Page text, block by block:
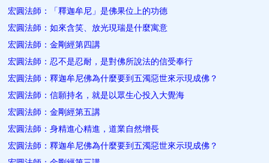
宏圓法師：「釋迦牟尼」是佛果位上的功德
宏圓法師：如來含笑、放光現瑞是什麼寓意
宏圓法師：金剛經第四講
宏圓法師：忍不是忍耐，是對佛所說法的信受奉行
宏圓法師：釋迦牟尼佛為什麼要到五濁惡世來示現成佛？
宏圓法師：信願持名，就是以眾生心投入大覺海
宏圓法師：金剛經第五講
宏圓法師：身精進心精進，道業自然增長
宏圓法師：釋迦牟尼佛為什麼要到五濁惡世來示現成佛？